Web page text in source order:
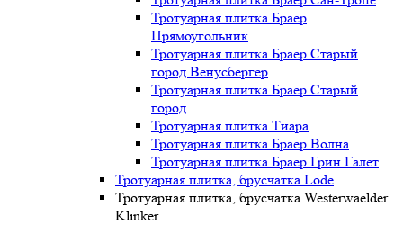
Тротуарная плитка Браер
Прямоугольник
Тротуарная плитка Браер Старый
город Венусбергер
Тротуарная плитка Браер Старый
город
Тротуарная плитка Тиара
Тротуарная плитка Браер Волна
Тротуарная плитка Браер Грин Галет
Тротуарная плитка, брусчатка Lode
Тротуарная плитка, брусчатка Westerwaelder
Klinker